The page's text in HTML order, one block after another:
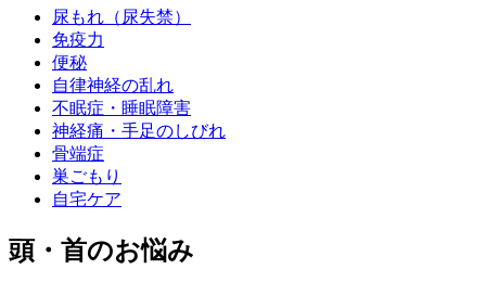
尿もれ（尿失禁）
免疫力
便秘
自律神経の乱れ
不眠症・睡眠障害
神経痛・手足のしびれ
骨端症
巣ごもり
自宅ケア
頭・首のお悩み